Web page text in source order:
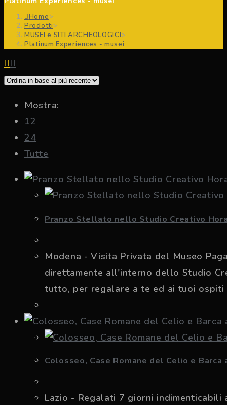
Home>
Prodotti>
MUSEI e SITI ARCHEOLOGICI>
Platinum Experiences - musei
Mostra:
12
24
Tutte
Pranzo Stellato nello Studio Creativo
Modena - Visita Privata del Museo
direttamente all'interno dello Studio
tutto, per regalare a te ed ai tuoi ospiti
Colosseo, Case Romane del Celio e Barca
Lazio - Regalati 7 giorni